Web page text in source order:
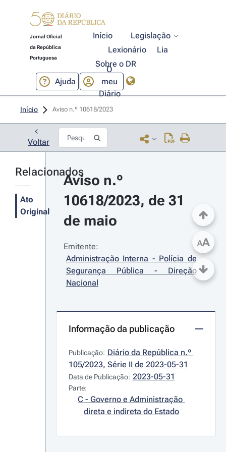
Jornal Oficial
da República
Portuguesa
Início
Legislação
Lexionário
Lia
Sobre o DR
Ajuda
O
meu
Diário
Início Aviso n.º 10618/2023
Voltar
Relacionados
Ato
Original
Aviso n.º
10618/2023, de 31
de maio
Emitente:
Administração Interna - Polícia de
Segurança Pública - Direção
Nacional
Informação da publicação
Publicação: Diário da República n.º
105/2023, Série II de 2023-05-31
Data de Publicação: 2023-05-31
Parte:
C - Governo e Administração
direta e indireta do Estado
AA